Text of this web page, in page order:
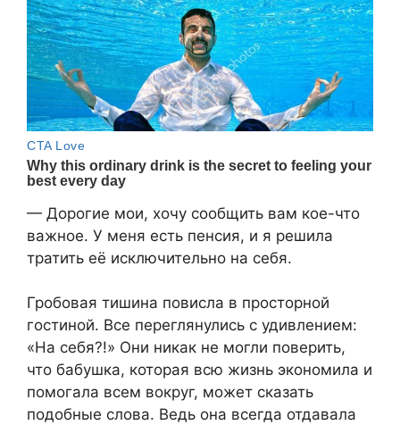
— Дорогие мои, хочу сообщить вам кое-что
важное. У меня есть пенсия, и я решила
тратить её исключительно на себя.
Гробовая тишина повисла в просторной
гостиной. Все переглянулись с удивлением:
«На себя?!» Они никак не могли поверить,
что бабушка, которая всю жизнь экономила и
помогала всем вокруг, может сказать
подобные слова. Ведь она всегда отдавала